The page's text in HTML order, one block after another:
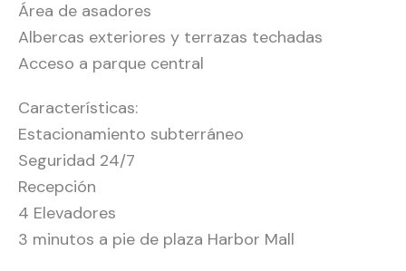
Área de asadores
Albercas exteriores y terrazas techadas
Acceso a parque central
Características:
Estacionamiento subterráneo
Seguridad 24/7
Recepción
4 Elevadores
3 minutos a pie de plaza Harbor Mall